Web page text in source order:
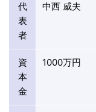
代
表
者
中西 威夫
資
本
金
1000万円